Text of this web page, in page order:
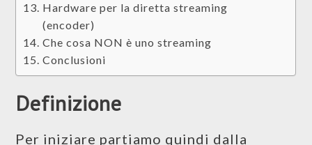
Hardware per la diretta streaming
(encoder)
Che cosa NON è uno streaming
Conclusioni
Definizione
Per iniziare partiamo quindi dalla